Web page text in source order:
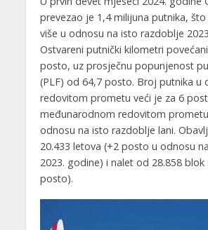
prevezao je 1,4 milijuna putnika,
više u odnosu na isto razdoblje
Ostvareni putnički kilometri
posto, uz prosječnu popunjenost
(PLF) od 64,7 posto. Broj putnika u
redovitom prometu veći je za 6
međunarodnom redovitom
odnosu na isto razdoblje lani.
20.433 letova (+2 posto u odnosu
2023. godine) i nalet od 28.858 blok
posto).